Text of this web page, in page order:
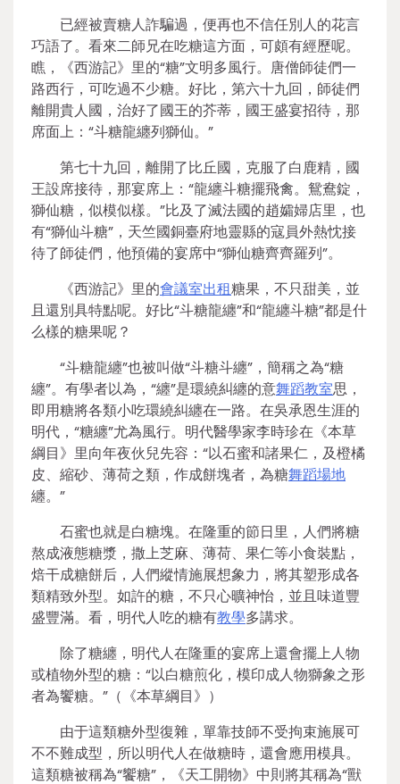
已經被賣糖人詐騙過，便再也不信任別人的花言
巧語了。看來二師兄在吃糖這方面，可頗有經歷呢。
瞧，《西游記》里的“糖”文明多風行。唐僧師徒們一
路西行，可吃過不少糖。好比，第六十九回，師徒們
離開貴人國，治好了國王的芥蒂，國王盛宴招待，那
席面上：“斗糖龍纏列獅仙。”
第七十九回，離開了比丘國，克服了白鹿精，國
王設席接待，那宴席上：“龍纏斗糖擺飛禽。鴛鴦錠，
獅仙糖，似模似樣。”比及了滅法國的趙孀婦店里，也
有“獅仙斗糖”，天竺國銅臺府地靈縣的寇員外熱忱接
待了師徒們，他預備的宴席中“獅仙糖齊齊羅列”。
《西游記》里的會議室出租糖果，不只甜美，並
且還別具特點呢。好比“斗糖龍纏”和“龍纏斗糖”都是什
么樣的糖果呢？
“斗糖龍纏”也被叫做“斗糖斗纏”，簡稱之為“糖
纏”。有學者以為，“纏”是環繞糾纏的意舞蹈教室思，
即用糖將各類小吃環繞糾纏在一路。在吳承恩生涯的
明代，“糖纏”尤為風行。明代醫學家李時珍在《本草
綱目》里向年夜伙兒先容：“以石蜜和諸果仁，及橙橘
皮、縮砂、薄荷之類，作成餅塊者，為糖舞蹈場地
纏。”
石蜜也就是白糖塊。在隆重的節日里，人們將糖
熬成液態糖漿，撒上芝麻、薄荷、果仁等小食裝點，
焙干成糖餅后，人們縱情施展想象力，將其塑形成各
類精致外型。如許的糖，不只心曠神怡，並且味道豐
盛豐滿。看，明代人吃的糖有教學多講求。
除了糖纏，明代人在隆重的宴席上還會擺上人物
或植物外型的糖：“以白糖煎化，模印成人物獅象之形
者為饗糖。”（《本草綱目》）
由于這類糖外型復雜，單靠技師不受拘束施展可
不不難成型，所以明代人在做糖時，還會應用模具。
這類糖被稱為“饗糖”，《天工開物》中則將其稱為“獸